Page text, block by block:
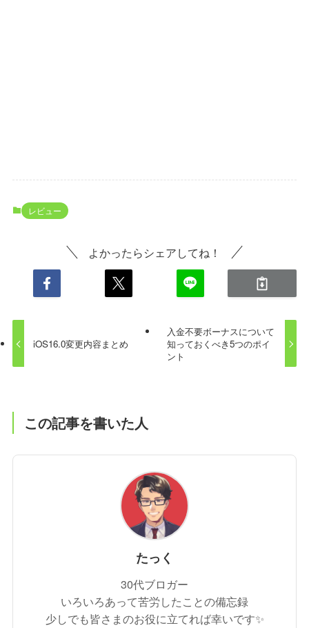
レビュー
よかったらシェアしてね！
iOS16.0変更内容まとめ
入金不要ボーナスについて
知っておくべき5つのポイ
ント
この記事を書いた人
たっく
30代ブロガー
いろいろあって苦労したことの備忘録
少しでも皆さまのお役に立てれば幸いです✨